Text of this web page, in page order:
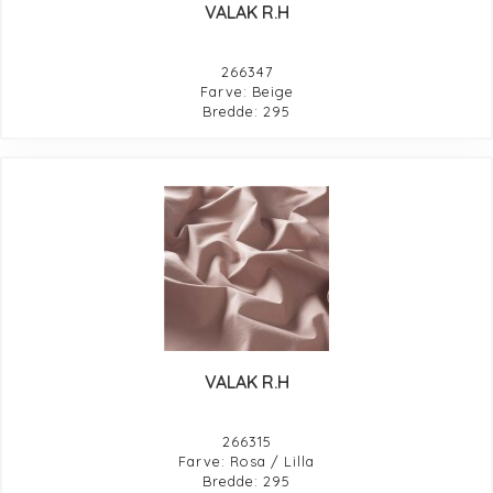
VALAK R.H
266347
Farve: Beige
Bredde: 295
VALAK R.H
266315
Farve: Rosa / Lilla
Bredde: 295